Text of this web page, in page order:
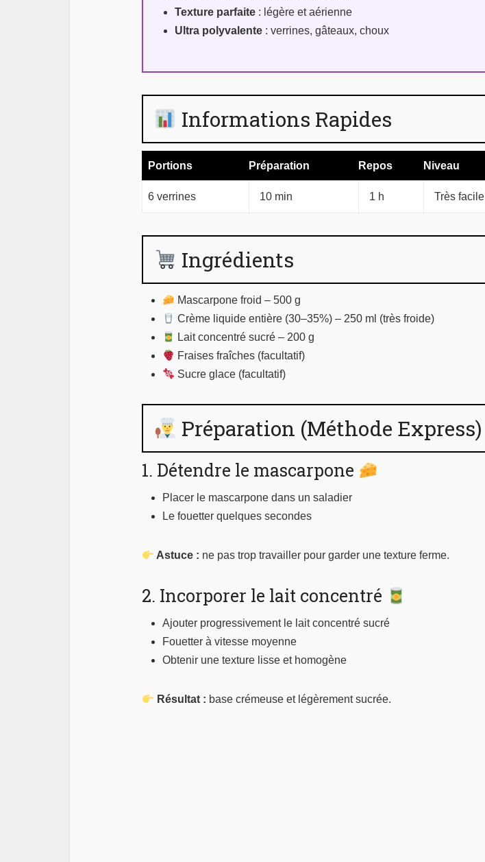
Texture parfaite : légère et aérienne
Ultra polyvalente : verrines, gâteaux, choux
Informations Rapides
Portions Préparation Repos Niveau
6 verrines 10 min 1 h Très facile
Ingrédients
Mascarpone froid – 500 g
Crème liquide entière (30–35%) – 250 ml (très froide)
Lait concentré sucré – 200 g
Fraises fraîches (facultatif)
Sucre glace (facultatif)
Préparation (Méthode Express)
1. Détendre le mascarpone
Placer le mascarpone dans un saladier
Le fouetter quelques secondes
Astuce : ne pas trop travailler pour garder une texture ferme.
2. Incorporer le lait concentré
Ajouter progressivement le lait concentré sucré
Fouetter à vitesse moyenne
Obtenir une texture lisse et homogène
Résultat : base crémeuse et légèrement sucrée.